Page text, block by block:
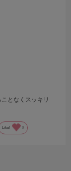
となくスッキリ
Like! 0